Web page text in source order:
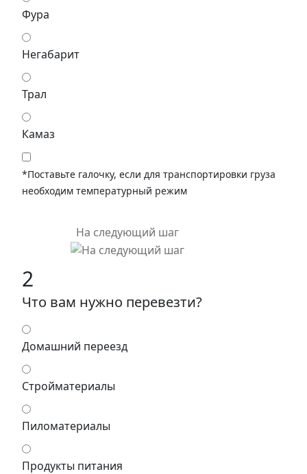
Фура
Негабарит
Трал
Камаз
*Поставьте галочку, если для транспортировки груза
необходим температурный режим
На следующий шаг
2
Что вам нужно перевезти?
Домашний переезд
Стройматериалы
Пиломатериалы
Продукты питания